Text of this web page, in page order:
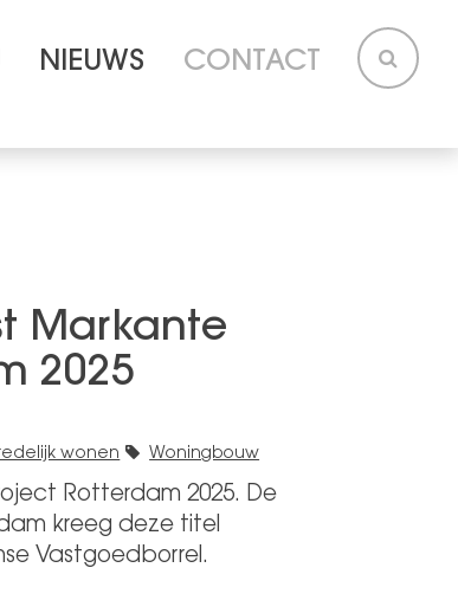
NIEUWS CONTACT
Markante
2025
wonen Woningbouw
Rotterdam 2025. De
kreeg deze titel
Vastgoedborrel.